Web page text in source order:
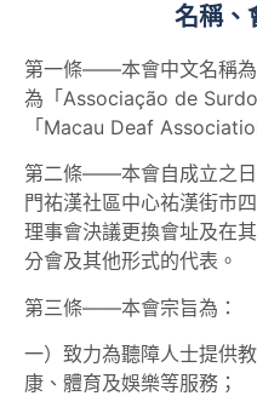
名稱、
第一條——本會中文名稱
為「Associação de
「Macau Deaf
第二條——本會自成立之
門祐漢社區中心祐漢街市
理事會決議更換會址及在
分會及其他形式的代表。
第三條——本會宗旨為：
一）致力為聽障人士提供
康、體育及娛樂等服務；